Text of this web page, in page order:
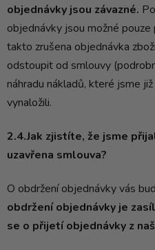
objednávky jsou závazné.
objednávky jsou možné
takto zrušena objednávka
odstoupit od smlouvy
náhradu nákladů, které jsme
vynaložili.
2.4.Jak zjistíte, že jsme
uzavřena smlouva?
O obdržení objednávky vás
obdržení objednávky je
se o přijetí objednávky z